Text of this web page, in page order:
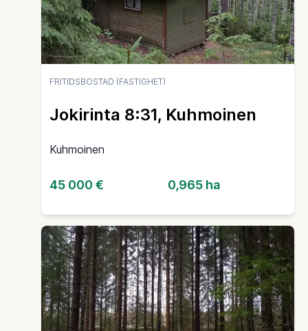
FRITIDSBOSTAD (FASTIGHET)
Jokirinta 8:31, Kuhmoinen
Kuhmoinen
45 000 € 0,965 ha